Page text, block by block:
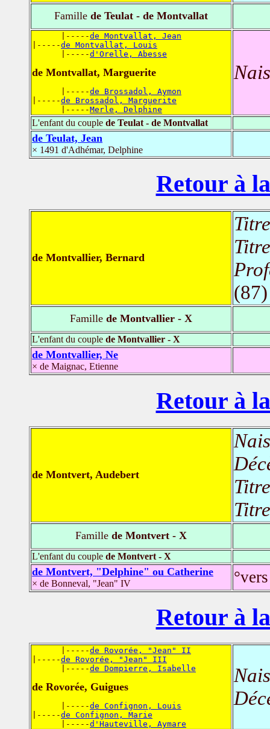
Famille de Teulat - de Montvallat
      |-----
de Montvallat, Jean
|-----de Montvallat, Louis
      |-----
d'Orelle, Abesse
de Montvallat, Marguerite
      |-----
de Brossadol, Aymon
|-----de Brossadol, Marguerite
      |-----
Merle, Delphine
L'enfant du couple de Teulat - de Montvallat
de Teulat, Jean
× 1491 d'Adhémar, Delphine
Retour à
de Montvallier, Bernard
(87)
Famille de Montvallier - X
L'enfant du couple de Montvallier - X
de Montvallier, Ne
× de Maignac, Etienne
Retour à
de Montvert, Audebert
Famille de Montvert - X
L'enfant du couple de Montvert - X
de Montvert, "Delphine" ou Catherine
× de Bonneval, "Jean" IV
Retour à
      |-----
de Rovorée, "Jean" II
|-----de Rovorée, "Jean" III
      |-----
de Dompierre, Isabelle
de Rovorée, Guigues
      |-----
de Confignon, Louis
|-----de Confignon, Marie
      |-----
d'Hauteville, Aymare